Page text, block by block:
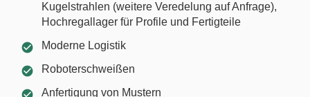
Kugelstrahlen (weitere Veredelung auf Anfrage),
Hochregallager für Profile und Fertigteile
Moderne Logistik
Roboterschweißen
Anfertigung von Mustern